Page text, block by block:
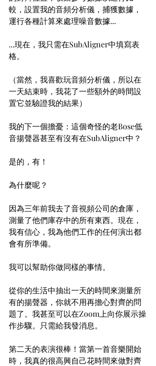
較，設置我的音頻分析儀，捕獲數據，
運行各種計算來處理噪音數據...
...現在，我只需在SubAligner中填寫表
格。
（當然，我喜歡玩音頻分析儀，所以在
一天結束時，我花了一些額外的時間設
置它並驗證我的結果）
我的下一個擔憂：這個奇怪的老Bose低
音揚聲器甚至有沒有在SubAligner中？
是的，有！
為什麼呢？
因為三年前我去了音視頻公司的倉庫，
測量了他們庫存中的所有東西。現在，
我有信心，我為他們工作的任何演出都
會有所準備。
我可以幫助你做同樣的事情。
從你的生活中抽出一天的時間來測量所
有的揚聲器，你就不用再擔心對齊的問
題了。我甚至可以在Zoom上向你展示操
作步驟。只需給我發消息。
第二天的表演很棒！當第一首音樂開始
時，我真的很高興自己花時間來做對齊